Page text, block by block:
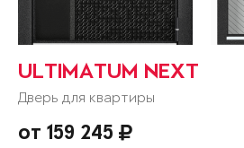
ULTIMATUM NEXT
Дверь для квартиры
от 159 245